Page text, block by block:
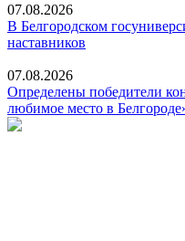
07.08.2026
В Белгородском
наставников
07.08.2026
Определены победители
любимое место в